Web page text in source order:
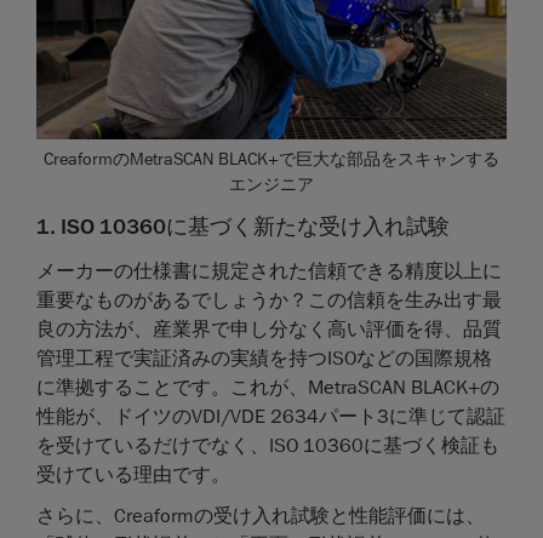
CreaformのMetraSCAN BLACK+で巨大な部品をスキャンする
エンジニア
1. ISO 10360に基づく新たな受け入れ試験
メーカーの仕様書に規定された信頼できる精度以上に
重要なものがあるでしょうか？この信頼を生み出す最
良の方法が、産業界で申し分なく高い評価を得、品質
管理工程で実証済みの実績を持つISOなどの国際規格
に準拠することです。これが、MetraSCAN BLACK+の
性能が、ドイツのVDI/VDE 2634パート3に準じて認証
を受けているだけでなく、ISO 10360に基づく検証も
受けている理由です。
さらに、Creaformの受け入れ試験と性能評価には、